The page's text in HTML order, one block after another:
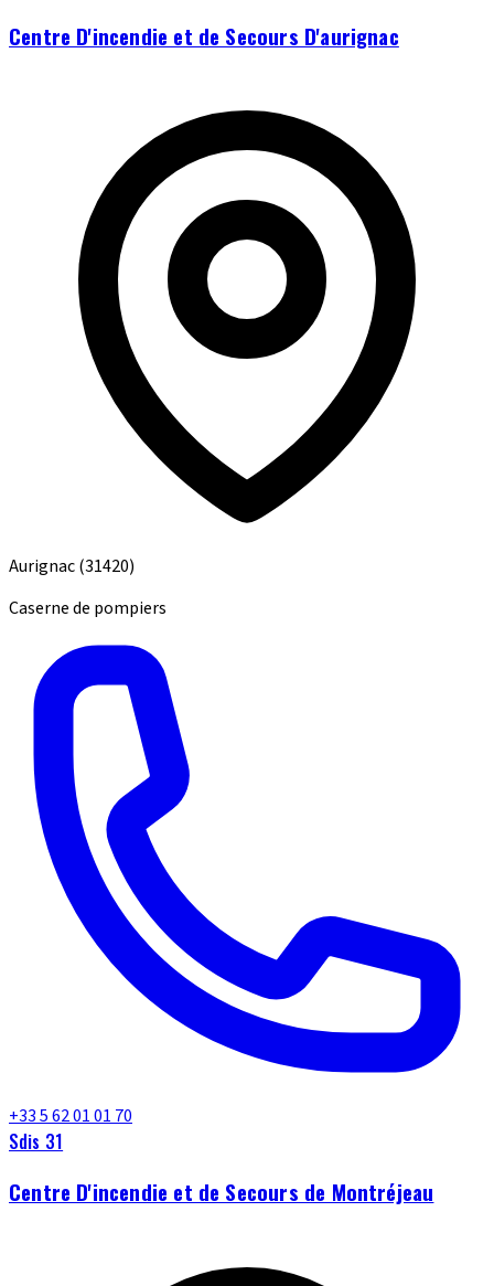
Centre D'incendie et de Secours D'aurignac
Aurignac(31420)
Caserne de pompiers
+33 5 62 01 01 70
Sdis 31
Centre D'incendie et de Secours de Montréjeau